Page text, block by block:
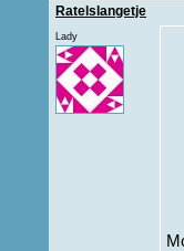
Ratelslangetje
Lady